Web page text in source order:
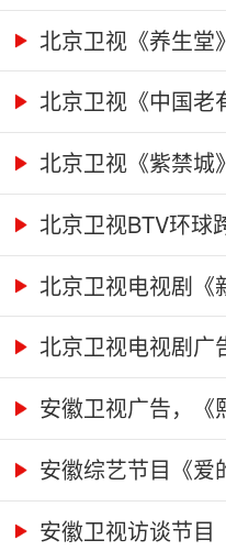
北京卫视《养生堂
北京卫视《中国老
北京卫视《紫禁城
北京卫视BTV环球
北京卫视电视剧《
北京卫视电视剧广
安徽卫视广告，《
合...安徽综艺节目《爱
名、...
安徽卫视访谈节目